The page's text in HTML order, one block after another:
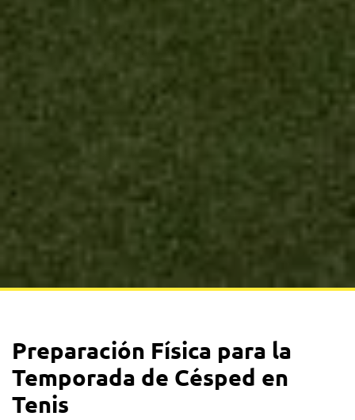
Preparación Física para la
Temporada de Césped en
Tenis